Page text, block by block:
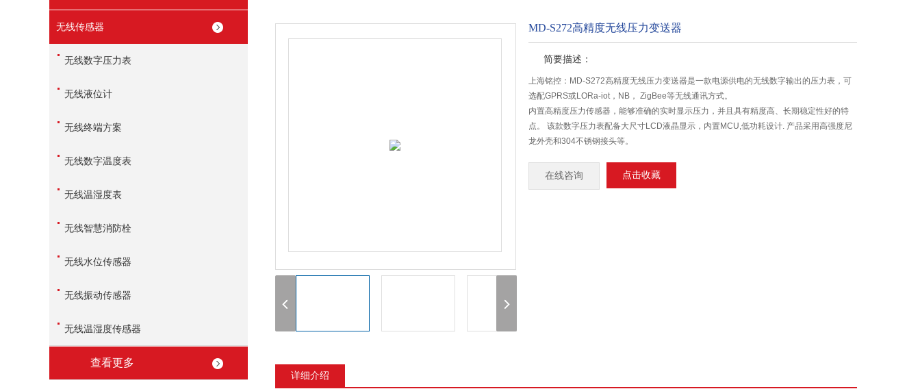
无线传感器
无线数字压力表
无线液位计
无线终端方案
无线数字温度表
无线温湿度表
无线智慧消防栓
无线水位传感器
无线振动传感器
无线温湿度传感器
查看更多
MD-S272高精度无线压力变送器
简要描述：
上海铭控：MD-S272高精度无线压力变送器是一款电源供电的无线数字输出的压力表，可
选配GPRS或LORa-iot，NB， ZigBee等无线通讯方式。
内置高精度压力传感器，能够准确的实时显示压力，并且具有精度高、长期稳定性好的特
点。 该款数字压力表配备大尺寸LCD液晶显示，内置MCU,低功耗设计. 产品采用高强度尼
龙外壳和304不锈钢接头等。
在线咨询 点击收藏
详细介绍